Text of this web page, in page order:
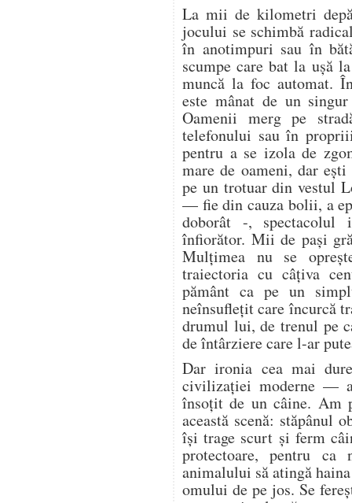
La mii de kilometri
jocului se schimbă
în anotimpuri sau în
scumpe care bat la ușă
muncă la foc automat.
este mânat de un
Oamenii merg pe
telefonului sau în
pentru a se izola de
mare de oameni, dar
pe un trotuar din vestul
— fie din cauza bolii, a
doborât -, spectacolul
înfiorător. Mii de pași
Mulțimea nu se
traiectoria cu câțiva
pământ ca pe un
neînsuflețit care încurcă
drumul lui, de trenul pe
de întârziere care l-ar
Dar ironia cea mai
civilizației moderne —
însoțit de un câine. Am
această scenă: stăpânul
își trage scurt și ferm
protectoare, pentru ca
animalului să atingă
omului de pe jos. Se